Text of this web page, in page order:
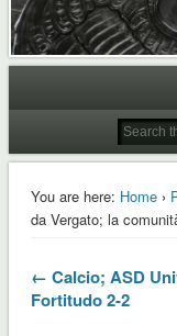
You are here: Home›
da Vergato; la
← Calcio; ASD
Fortitudo 2-2